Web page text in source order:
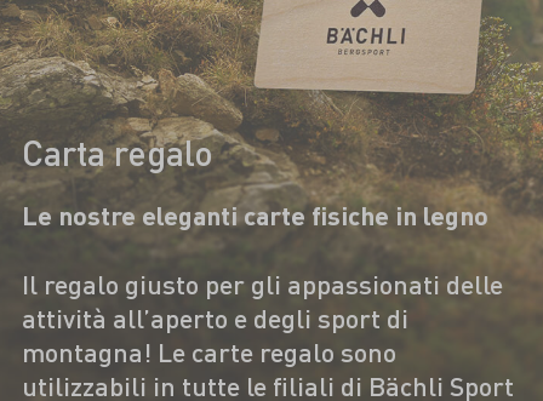
Carta regalo
Le nostre eleganti carte fisiche in legno
Il regalo giusto per gli appassionati delle
attività all’aperto e degli sport di
montagna! Le carte regalo sono
utilizzabili in tutte le filiali di Bächli Sport